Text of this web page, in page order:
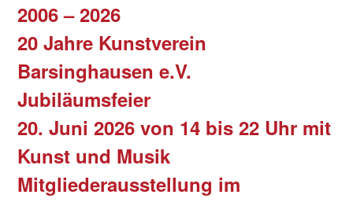
2006 – 2026
20 Jahre Kunstverein
Barsinghausen e.V.
Jubiläumsfeier
20. Juni 2026 von 14 bis 22 Uhr mit
Kunst und Musik
Mitgliederausstellung im